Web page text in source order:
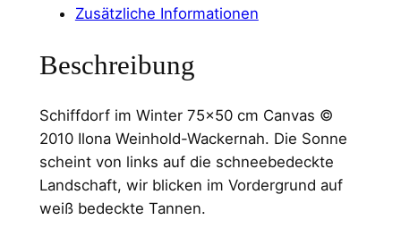
Zusätzliche Informationen
Beschreibung
Schiffdorf im Winter 75×50 cm Canvas ©
2010 Ilona Weinhold-Wackernah. Die Sonne
scheint von links auf die schneebedeckte
Landschaft, wir blicken im Vordergrund auf
weiß bedeckte Tannen.